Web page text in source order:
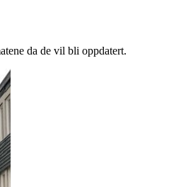
da de vil bli oppdatert.